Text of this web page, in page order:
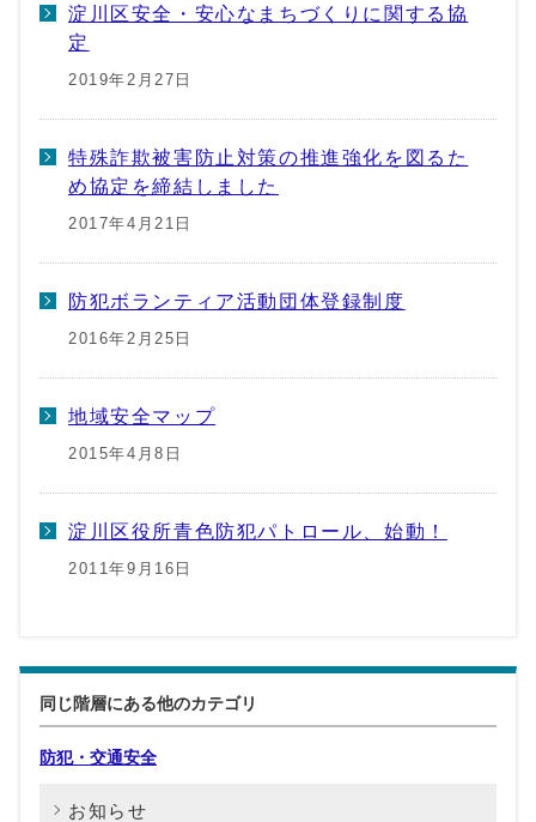
淀川区安全・安心なまちづくりに関する協
定
2019年2月27日
特殊詐欺被害防止対策の推進強化を図るた
め協定を締結しました
2017年4月21日
防犯ボランティア活動団体登録制度
2016年2月25日
地域安全マップ
2015年4月8日
淀川区役所青色防犯パトロール、始動！
2011年9月16日
同じ階層にある他のカテゴリ
防犯・交通安全
お知らせ